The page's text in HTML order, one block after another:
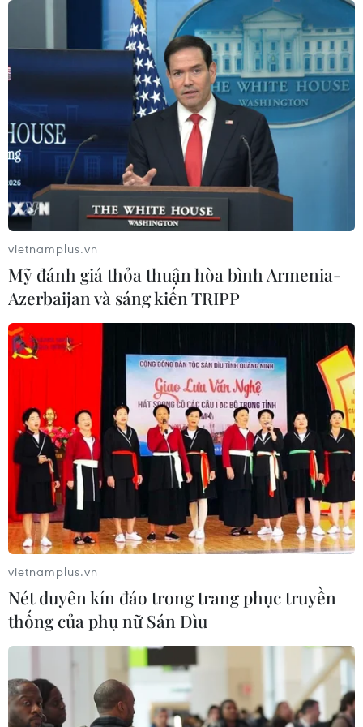
NATO ưu tiên đẩy nhanh chuyển
giao hệ thống phòng không cho
Ukraine
06/08/2026 12:24
Thắt chặt tình hữu nghị sắt son giữa
các cựu chuyên gia quân sự Nga với
Việt Nam
06/08/2026 06:23
Anh công bố kết quả điều tra ban
đầu vụ đâm dao ở trung tâm London
06/08/2026 06:00
Ba Lan thảo luận việc thành lập căn
cứ quân sự thường trực với Mỹ
06/08/2026 00:06
Liên hợp quốc: Xung đột Ukraine trải
qua tháng đẫm máu nhất
05/08/2026 23:47
Đức điều tra vụ UAV gắn thuốc nổ
xuất hiện tại sân bay
05/08/2026 23:43
vietnamplus.vn
Mỹ đánh giá thỏa thuận hòa bình Armenia-
Azerbaijan và sáng kiến TRIPP
vietnamplus.vn
Nét duyên kín đáo trong trang phục truyền
thống của phụ nữ Sán Dìu